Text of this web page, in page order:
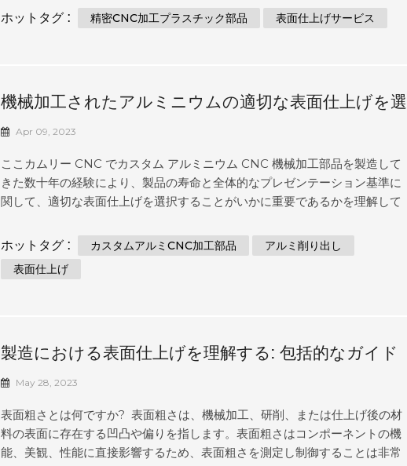
門知識は、CAD 設計から作成された 3D モデルと幅広い表面仕上げオプショ
CNCでは、機械加工されたプラスチック部品に一流の表面仕上げを提供する
ことに誇りを持っています。当社の専門家チームは、業界で長年の経験を持
ホットタグ : 精密CNC加工プラスチック部品 表面仕上げサービス
機械加工されたアルミニウムの適切な表面仕上げを選
択する方法は?
Apr 09, 2023
ここカムリー CNC でカスタム アルミニウム CNC 機械加工部品を製造して
きた数十年の経験により、製品の寿命と全体的なプレゼンテーション基準に
関して、適切な表面仕上げを選択することがいかに重要であるかを理解して
が必要とする規模や複雑さに関係なく、さまざまな最適化された結果を探し
と高度なソフトウェアソリューションの両方を融合させて、膨大な範囲の材
るように、今日接続しましょう! 序章 アルミニウムの機械加工に関しては、最
ホットタグ : カスタムアルミCNC加工部品
アルミ削り出し
表面仕上げ
製造における表面仕上げを理解する: 包括的なガイド
May 28, 2023
表面粗さとは何ですか? 表面粗さは、機械加工、研削、または仕上げ後の材
料の表面に存在する凹凸や偏りを指します。表面粗さはコンポーネントの機
能、美観、性能に直接影響するため、表面粗さを測定し制御することは非常